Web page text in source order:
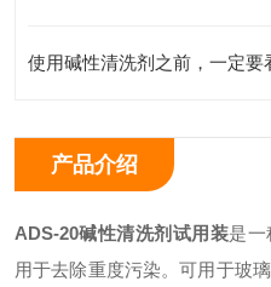
使用碱性清洗剂之前，一定要
产品介绍
ADS-20碱性清洗剂试用装是一
用于去除重度污染。可用于玻